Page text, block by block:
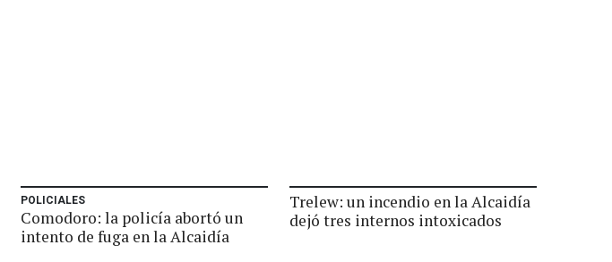
POLICIALES
Comodoro: la policía abortó un
intento de fuga en la Alcaidía
Trelew: un incendio en la Alcaidía
dejó tres internos intoxicados